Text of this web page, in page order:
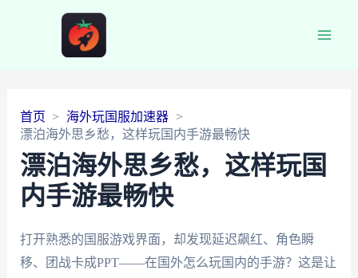
首页
海外玩国服加速器
漂泊海外思乡愁，这样玩国内手游最畅快
漂泊海外思乡愁，这样玩国
内手游最畅快
打开熟悉的国服游戏界面，却发现延迟飙红、角色瞬
移、团战卡成PPT——在国外怎么玩国内的手游？这是让